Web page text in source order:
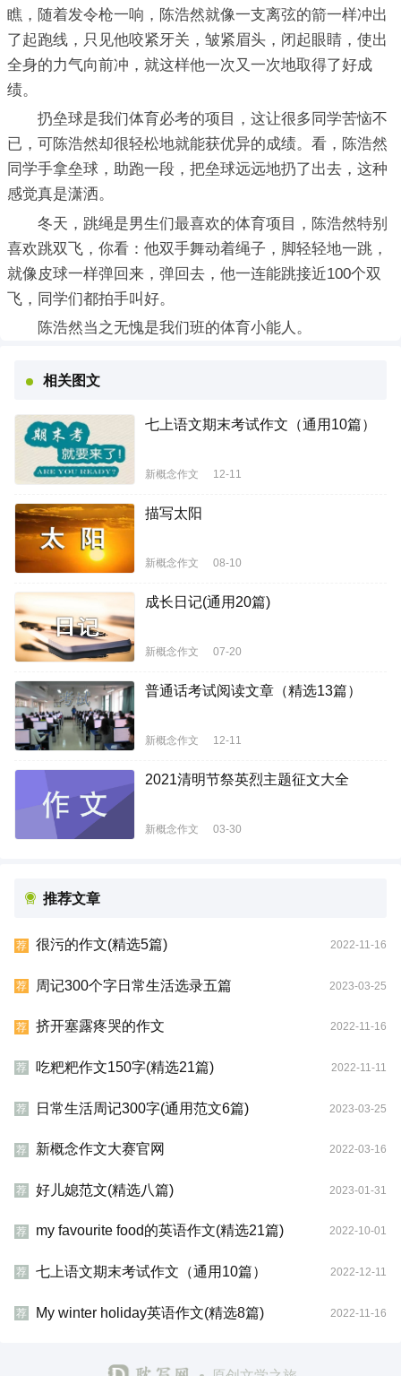
瞧，随着发令枪一响，陈浩然就像一支离弦的箭一样冲出
了起跑线，只见他咬紧牙关，皱紧眉头，闭起眼睛，使出
全身的力气向前冲，就这样他一次又一次地取得了好成
绩。
扔垒球是我们体育必考的项目，这让很多同学苦恼不
已，可陈浩然却很轻松地就能获优异的成绩。看，陈浩然
同学手拿垒球，助跑一段，把垒球远远地扔了出去，这种
感觉真是潇洒。
冬天，跳绳是男生们最喜欢的体育项目，陈浩然特别
喜欢跳双飞，你看：他双手舞动着绳子，脚轻轻地一跳，
就像皮球一样弹回来，弹回去，他一连能跳接近100个双
飞，同学们都拍手叫好。
陈浩然当之无愧是我们班的体育小能人。
相关图文
七上语文期末考试作文（通用10篇）
新概念作文 12-11
描写太阳
新概念作文 08-10
成长日记(通用20篇)
新概念作文 07-20
普通话考试阅读文章（精选13篇）
新概念作文 12-11
2021清明节祭英烈主题征文大全
新概念作文 03-30
推荐文章
荐 很污的作文(精选5篇) 2022-11-16
荐 周记300个字日常生活选录五篇 2023-03-25
荐 挤开塞露疼哭的作文 2022-11-16
荐 吃粑粑作文150字(精选21篇) 2022-11-11
荐 日常生活周记300字(通用范文6篇) 2023-03-25
荐 新概念作文大赛官网 2022-03-16
荐 好儿媳范文(精选八篇) 2023-01-31
荐 my favourite food的英语作文(精选21篇) 2022-10-01
荐 七上语文期末考试作文（通用10篇） 2022-12-11
荐 My winter holiday英语作文(精选8篇) 2022-11-16